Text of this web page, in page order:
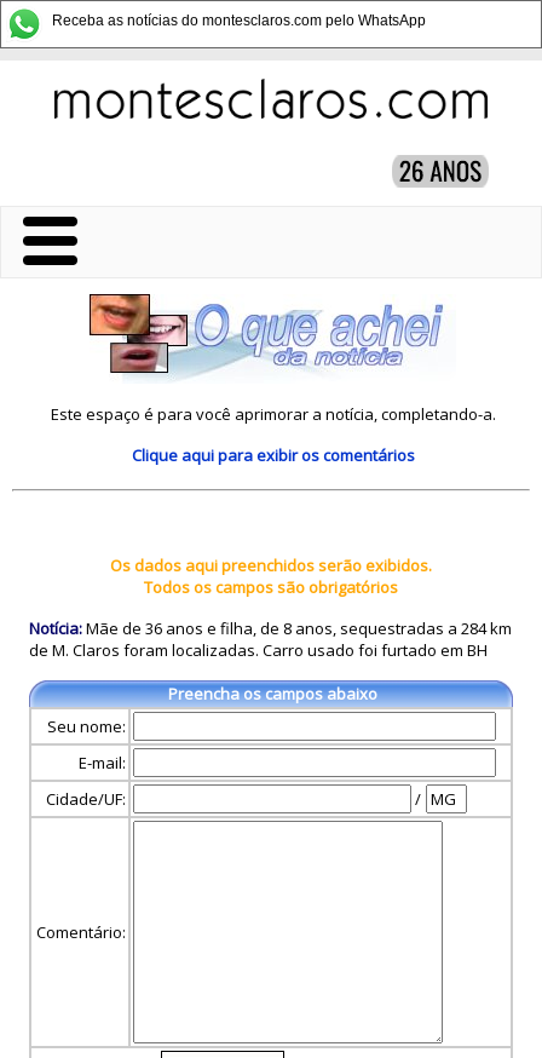
Receba as notícias do montesclaros.com pelo WhatsApp
Este espaço é para você aprimorar a notícia, completando-a.
Clique aquipara exibir os comentários
Os dados aqui preenchidos serão exibidos.
Todos os campos são obrigatórios
Notícia:Mãe de 36 anos e filha, de 8 anos, sequestradas a 284 km
de M. Claros foram localizadas. Carro usado foi furtado em BH
Preencha os campos abaixo
Seu nome:
E-mail:
Cidade/UF:
/
Comentário: